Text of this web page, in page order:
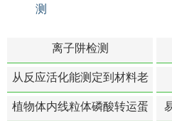
测
离子阱检测
从反应活化能测定到材料老
化寿命预测的经典模型
植物体内线粒体磷酸转运蛋